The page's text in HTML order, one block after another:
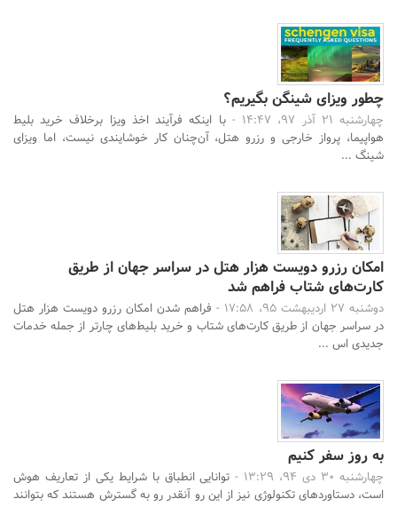
چطور ویزای شینگن بگیریم؟
چهارشنبه 21 آذر 97، 14:47 -
با اینکه فرآیند اخذ ویزا برخلاف خرید بلیط
هواپیما، پرواز خارجی و رزرو هتل، آن‌چنان کار خوشایندی نیست، اما ویزای
شینگ ...
امکان رزرو دویست هزار هتل در سراسر جهان از طریق
کارت‌های شتاب فراهم شد
دوشنبه 27 اردیبهشت 95، 17:58 -
فراهم شدن امکان رزرو دویست هزار هتل
در سراسر جهان از طریق کارت‌های شتاب و خرید بلیط‌های چارتر از جمله خدمات
جدیدی اس ...
به روز سفر کنیم
چهارشنبه 30 دی 94، 13:29 -
توانایی انطباق با شرایط یکی از تعاریف هوش
است، دستاوردهای تکنولوژی نیز از این رو آنقدر رو به گسترش هستند که بتوانند